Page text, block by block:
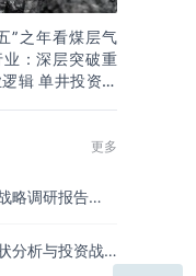
”之年看煤层气
：深层突破重
辑 单井投资成
更多
略调研报告
分析与投资战